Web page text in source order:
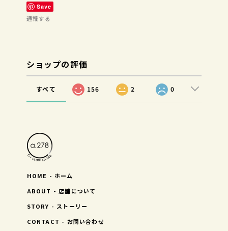
Save
通報する
ショップの評価
すべて 156 2 0
HOME - ホーム
ABOUT - 店舗について
STORY - ストーリー
CONTACT - お問い合わせ